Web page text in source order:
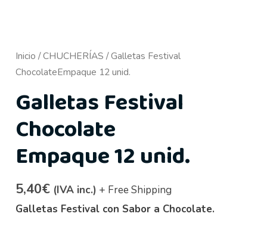
Inicio /CHUCHERÍAS / Galletas Festival
ChocolateEmpaque 12 unid.
Galletas Festival
Chocolate
Empaque 12 unid.
5,40€ (IVA inc.) + Free Shipping
Galletas Festival con Sabor a Chocolate.